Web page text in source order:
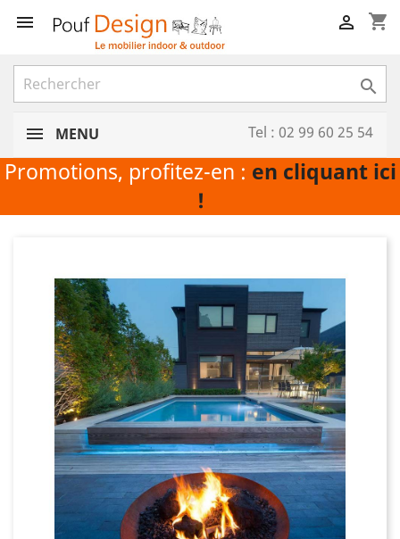
 shopping_cart


MENU Tel : 02 99 60 25 54
Promotions, profitez-en : en cliquant ici
!